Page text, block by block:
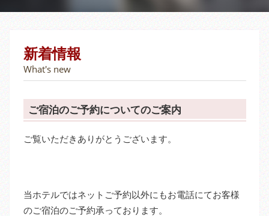
新着情報
What's new
ご宿泊のご予約についてのご案内
ご覧いただきありがとうございます。
当ホテルではネットご予約以外にもお電話にてお客様
のご宿泊のご予約承っております。